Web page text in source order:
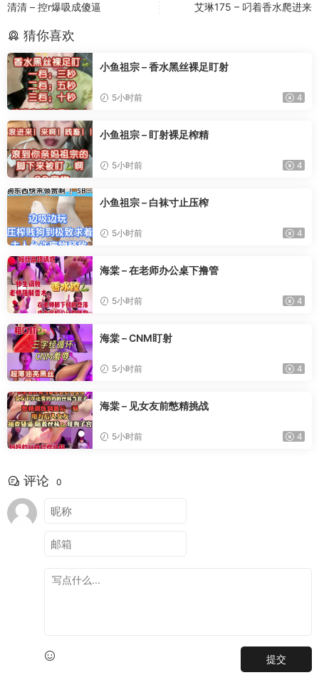
清清 – 控r爆吸成傻逼 艾琳175 – 叼着香水爬进来
猜你喜欢
小鱼祖宗 – 香水黑丝裸足盯射
5小时前 4
小鱼祖宗 – 盯射裸足榨精
5小时前 4
小鱼祖宗 – 白袜寸止压榨
5小时前 4
海棠 – 在老师办公桌下撸管
5小时前 4
海棠 – CNM盯射
5小时前 4
海棠 – 见女友前憋精挑战
5小时前 4
评论 0
提交